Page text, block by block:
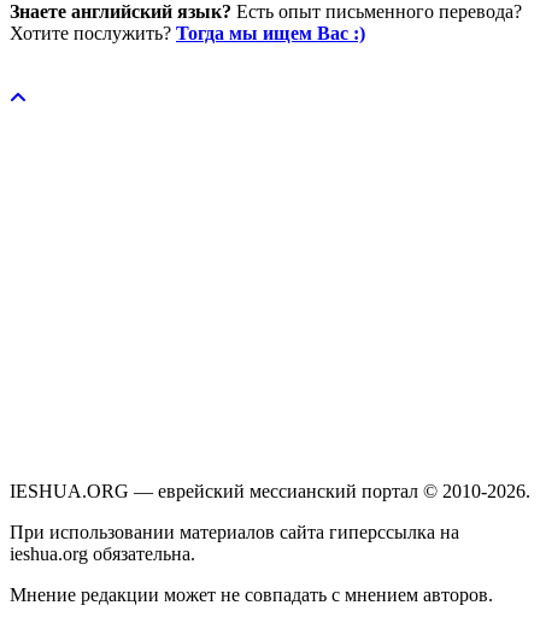
Знаете английский язык? Есть опыт письменного перевода?
Хотите послужить? Тогда мы ищем Вас :)
IESHUA.ORG — еврейский мессианский портал © 2010-2026.
При использовании материалов сайта гиперссылка на
ieshua.org обязательна.
Мнение редакции может не совпадать с мнением авторов.